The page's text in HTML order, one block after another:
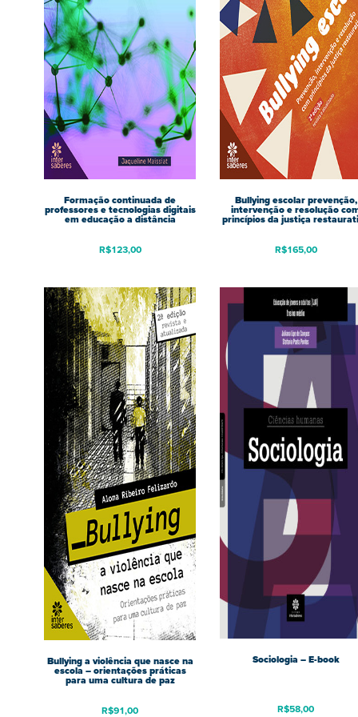
Formação continuada de
professores e tecnologias digitais
em educação a distância
R$123,00
Bullying escolar prevenção,
intervenção e resolução
princípios da justiça
R$165,00
Bullying a violência que nasce na
escola – orientações práticas
para uma cultura de paz
R$91,00
Sociologia – E-book
R$58,00